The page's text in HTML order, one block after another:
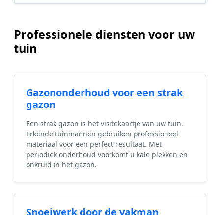
Professionele diensten voor uw
tuin
Gazononderhoud voor een strak
gazon
Een strak gazon is het visitekaartje van uw tuin.
Erkende tuinmannen gebruiken professioneel
materiaal voor een perfect resultaat. Met
periodiek onderhoud voorkomt u kale plekken en
onkruid in het gazon.
Snoeiwerk door de vakman